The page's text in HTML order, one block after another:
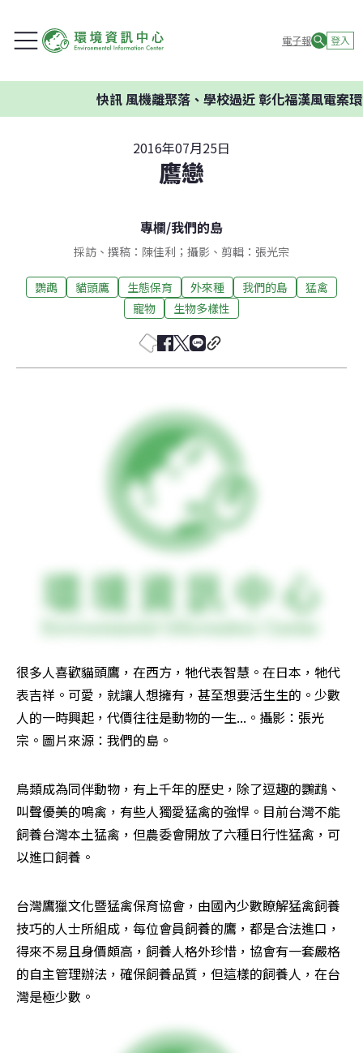
電子報 登入
風機離聚落、學校過近 彰化福漢風電案環委建議
2016年07月25日
鷹戀
專欄/我們的島
採訪、撰稿：陳佳利；攝影、剪輯：張光宗
鸚鵡 貓頭鷹 生態保育 外來種 我們的島
猛禽
寵物
生物多樣性
很多人喜歡貓頭鷹，在西方，牠代表智慧。在日本，牠代
表吉祥。可愛，就讓人想擁有，甚至想要活生生的。少數
人的一時興起，代價往往是動物的一生...。攝影：張光
宗。圖片來源：我們的島。
鳥類成為同伴動物，有上千年的歷史，除了逗趣的鸚鵡、
叫聲優美的鳴禽，有些人獨愛猛禽的強悍。目前台灣不能
飼養台灣本土猛禽，但農委會開放了六種日行性猛禽，可
以進口飼養。
台灣鷹獵文化暨猛禽保育協會，由國內少數瞭解猛禽飼養
技巧的人士所組成，每位會員飼養的鷹，都是合法進口，
得來不易且身價頗高，飼養人格外珍惜，協會有一套嚴格
的自主管理辦法，確保飼養品質，但這樣的飼養人，在台
灣是極少數。